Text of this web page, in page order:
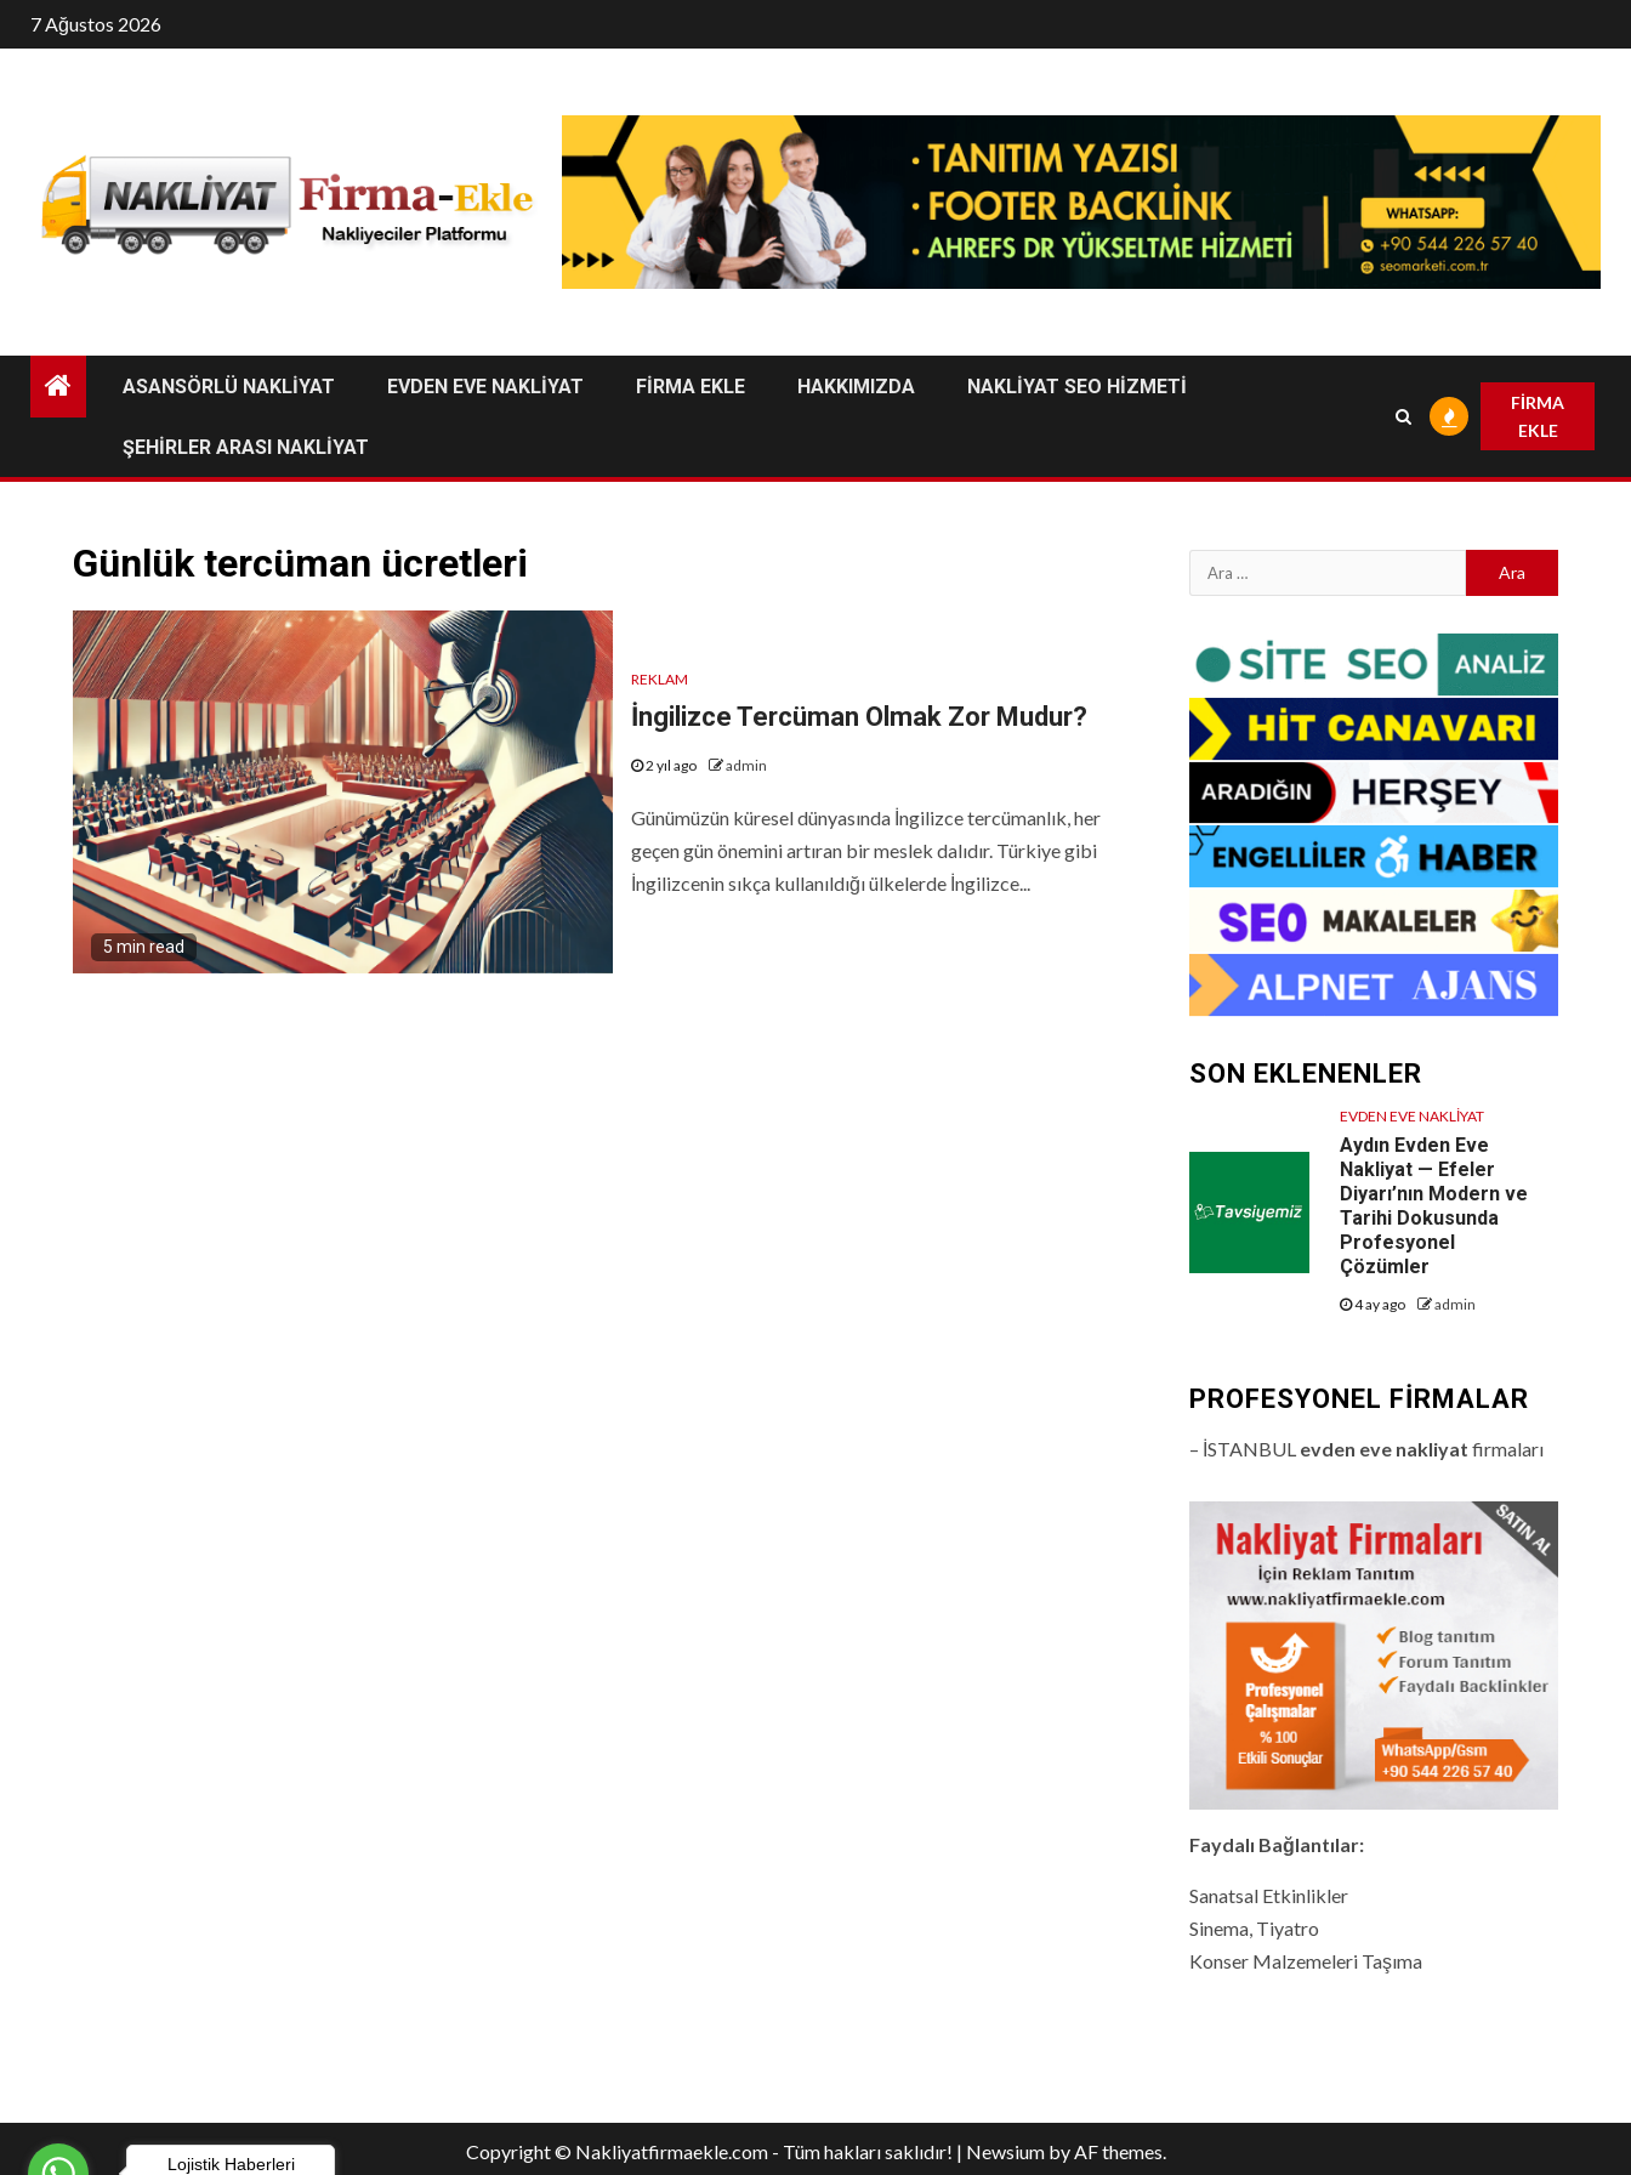
Skip
to
7 Ağustos 2026
ASANSÖRLÜ NAKLİYAT EVDEN EVE NAKLİYAT FİRMA EKLE HAKKIMIZDA NAKLİYAT SEO HİZMETİ
ŞEHİRLER ARASI NAKLİYAT
FİRMA
EKLE
Günlük tercüman ücretleri
5 min read
REKLAM
İngilizce Tercüman Olmak Zor Mudur?
2 yıl ago admin
Günümüzün küresel dünyasında İngilizce tercümanlık, her
geçen gün önemini artıran bir meslek dalıdır. Türkiye gibi
İngilizcenin sıkça kullanıldığı ülkelerde İngilizce...
Arama:
SON EKLENENLER
EVDEN EVE NAKLIYAT
Aydın Evden Eve
Nakliyat — Efeler
Diyarı’nın Modern ve
Tarihi Dokusunda
Profesyonel
Çözümler
4 ay ago admin
PROFESYONEL FIRMALAR
– İSTANBUL evden eve nakliyat firmaları
Faydalı Bağlantılar:
Sanatsal Etkinlikler
Sinema, Tiyatro
Konser Malzemeleri Taşıma
Copyright © Nakliyatfirmaekle.com - Tüm hakları saklıdır! | Newsiumby AF themes.
Lojistik Haberleri